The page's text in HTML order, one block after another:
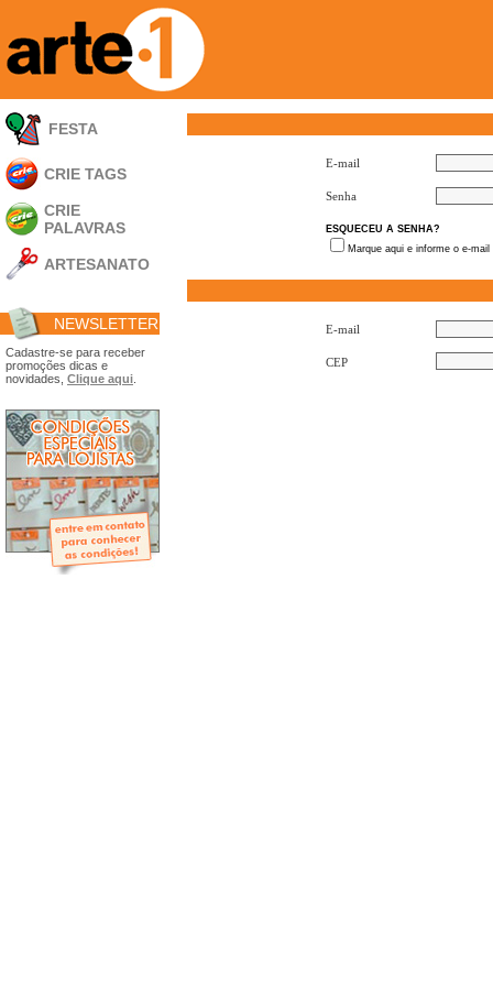
FESTA
CRIE TAGS
CRIE
PALAVRAS
ARTESANATO
Acrílico
Porta Retratos
Ferramentas
- Carimbões
- Embalagens
- Máscaras
- Espátulas
- Diversos
Álbuns
- Mini-Álbuns
- Páginas Mini
- Páginas Scrap
- Argolas
NEWSLETTER
Cadastre-se para receber
promoções dicas e
novidades, Clique aqui
E-mail
Senha
ESQUECEU A SENHA?
Marque aqui e informe o e-
E-mail
CEP